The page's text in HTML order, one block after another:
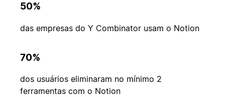
50%
das empresas do Y Combinator usam o Notion
70%
dos usuários eliminaram no mínimo 2
ferramentas com o Notion